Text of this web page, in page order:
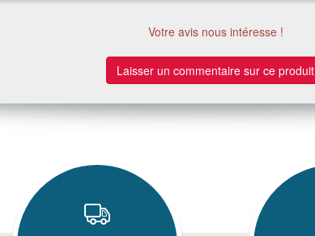
Votre avis nous intéresse !
Laisser un commentaire sur ce produit